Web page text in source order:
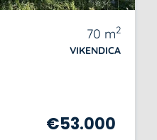
70 m2
VIKENDICA
€53.000